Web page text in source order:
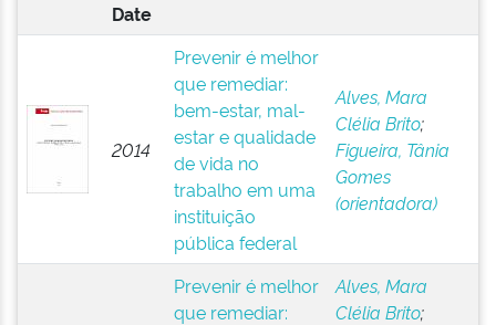
Date
2014
Prevenir é melhor
que remediar:
bem-estar, mal-
estar e qualidade
de vida no
trabalho em uma
instituição
pública federal
Alves, Mara
Clélia Brito;
Figueira, Tânia
Gomes
(orientadora)
Prevenir é melhor
que remediar:
Alves, Mara
Clélia Brito;